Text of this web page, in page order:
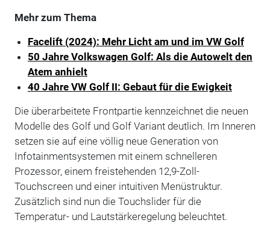
Mehr zum Thema
Facelift (2024): Mehr Licht am und im VW Golf
50 Jahre Volkswagen Golf: Als die Autowelt den
Atem anhielt
40 Jahre VW Golf II: Gebaut für die Ewigkeit
Die überarbeitete Frontpartie kennzeichnet die neuen
Modelle des Golf und Golf Variant deutlich. Im Inneren
setzen sie auf eine völlig neue Generation von
Infotainmentsystemen mit einem schnelleren
Prozessor, einem freistehenden 12,9-Zoll-
Touchscreen und einer intuitiven Menüstruktur.
Zusätzlich sind nun die Touchslider für die
Temperatur- und Lautstärkeregelung beleuchtet.